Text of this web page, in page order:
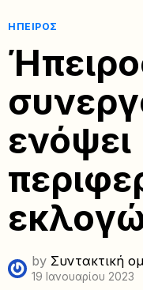
ΉΠΕΙΡΟΣ
ενόψει
by Συντακτική
19 Ιανουαρίου 2023